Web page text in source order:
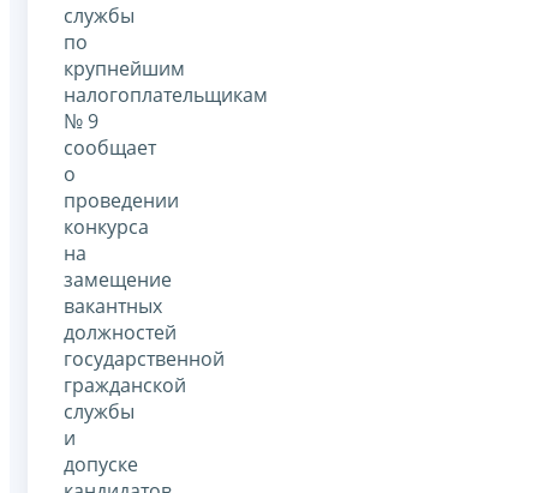
службы
по
крупнейшим
налогоплательщикам
№ 9
сообщает
о
проведении
конкурса
на
замещение
вакантных
должностей
государственной
гражданской
службы
и
допуске